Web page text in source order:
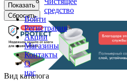
средство
Войти
Регистрация
Акции
Магазины
Контакты
О
нас
Вид каталога